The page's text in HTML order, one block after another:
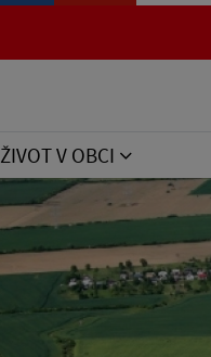
ŽIVOT V OBCI